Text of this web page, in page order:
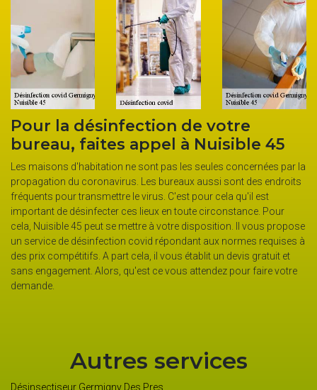
de votre
à Nuisible 45
pas les seules concernées par la
bureaux aussi sont des endroits
C'est pour cela qu'il est
en toute circonstance. Pour
votre disposition. Il vous propose
aux normes requises à
vous établit un devis gratuit et
vous attendez pour faire votre
Les services de
covid de
Évoluant dans le domaine de la
années, notre entreprise Nuisible
votre maison. En effet, il est devenu
opération de désinfection afin de
Nous avons une équipe composée
assurera une intervention rapide
dans tout le département du 45110
Ainsi, vous protégerez votre famille
Autres services
Désinsectiseur Germigny Des Pres